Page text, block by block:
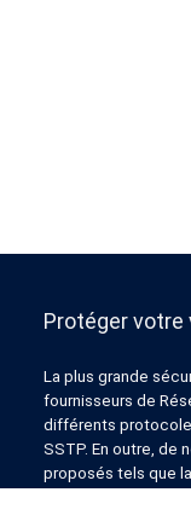
Protéger votre
La plus grande
fournisseurs de
différents
SSTP. En outre, de
proposés tels que